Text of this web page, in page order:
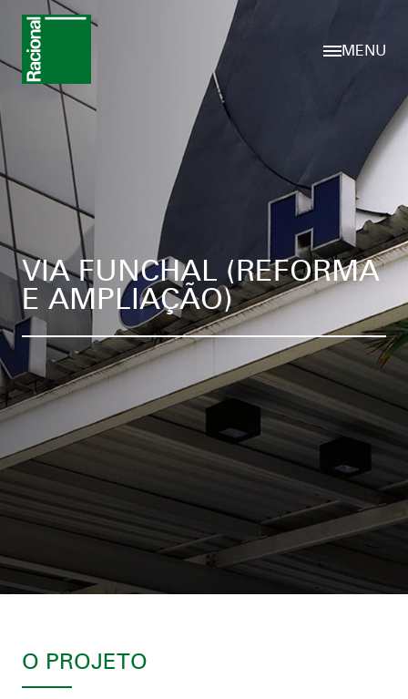
MENU
VIA FUNCHAL (REFORMA
E AMPLIAÇÃO)
O PROJETO